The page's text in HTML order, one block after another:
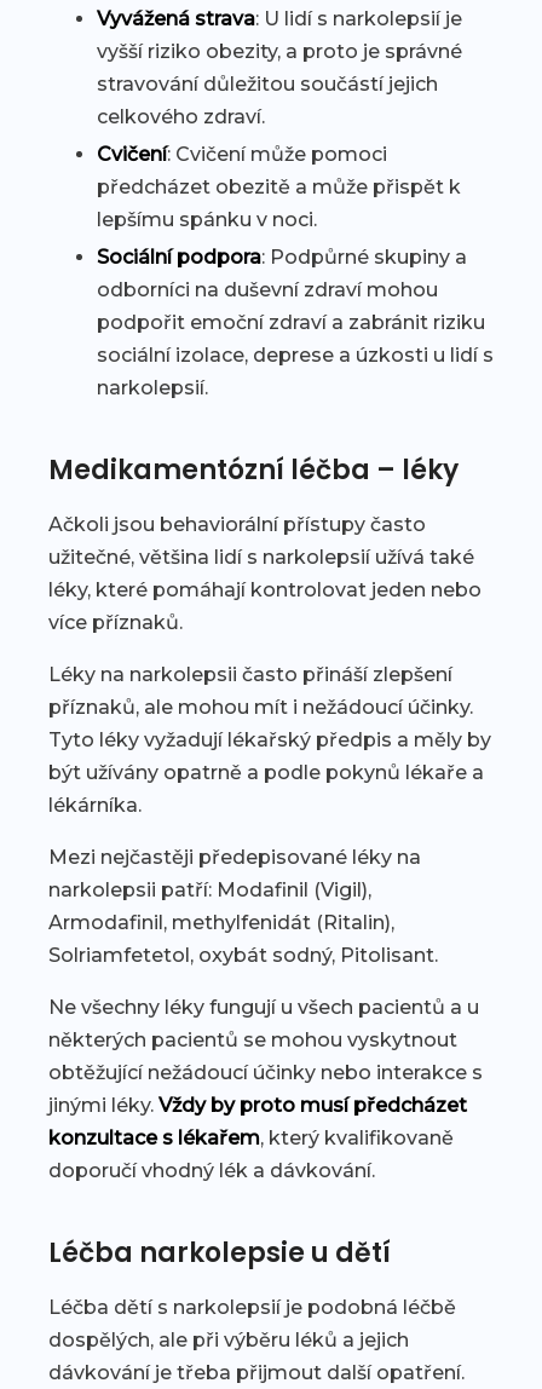
Vyvážená strava: U lidí s narkolepsií je
vyšší riziko obezity, a proto je správné
stravování důležitou součástí jejich
celkového zdraví.
Cvičení: Cvičení může pomoci
předcházet obezitě a může přispět k
lepšímu spánku v noci.
Sociální podpora: Podpůrné skupiny a
odborníci na duševní zdraví mohou
podpořit emoční zdraví a zabránit riziku
sociální izolace, deprese a úzkosti u lidí s
narkolepsií.
Medikamentózní léčba – léky
Ačkoli jsou behaviorální přístupy často
užitečné, většina lidí s narkolepsií užívá také
léky, které pomáhají kontrolovat jeden nebo
více příznaků.
Léky na narkolepsii často přináší zlepšení
příznaků, ale mohou mít i nežádoucí účinky.
Tyto léky vyžadují lékařský předpis a měly by
být užívány opatrně a podle pokynů lékaře a
lékárníka.
Mezi nejčastěji předepisované léky na
narkolepsii patří: Modafinil (Vigil),
Armodafinil, methylfenidát (Ritalin),
Solriamfetetol, oxybát sodný, Pitolisant.
Ne všechny léky fungují u všech pacientů a u
některých pacientů se mohou vyskytnout
obtěžující nežádoucí účinky nebo interakce s
jinými léky. Vždy by proto musí předcházet
konzultace s lékařem, který kvalifikovaně
doporučí vhodný lék a dávkování.
Léčba narkolepsie u dětí
Léčba dětí s narkolepsií je podobná léčbě
dospělých, ale při výběru léků a jejich
dávkování je třeba přijmout další opatření.